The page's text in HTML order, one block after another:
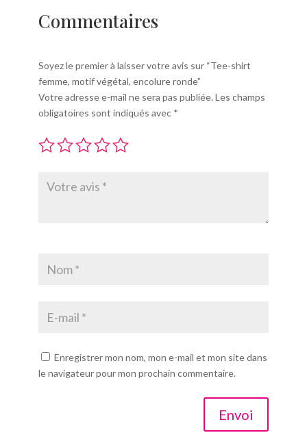
motif
Commentaires
Soyez le premier à laisser votre avis sur “Tee-shirt
femme, motif végétal, encolure ronde”
Votre adresse e-mail ne sera pas publiée. Les champs
obligatoires sont indiqués avec *
Enregistrer mon nom, mon e-mail et mon site dans
le navigateur pour mon prochain commentaire.
Envoi